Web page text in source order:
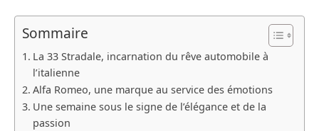
Sommaire
La 33 Stradale, incarnation du rêve automobile à
l’italienne
Alfa Romeo, une marque au service des émotions
Une semaine sous le signe de l’élégance et de la
passion